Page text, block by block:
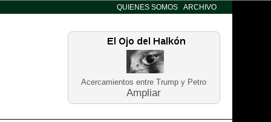
QUIENES SOMOS ARCHIVO
Acercamientos entre Trump y Petro
Ampliar